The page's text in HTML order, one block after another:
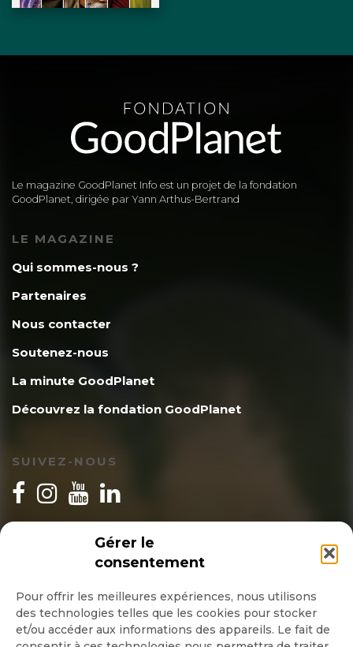
Gérer le
consentement
Pour offrir les meilleures expériences, nous utilisons
des technologies telles que les cookies pour stocker
et/ou accéder aux informations des appareils. Le fait de
Le magazine GoodPlanet Info est un projet de la fondation
GoodPlanet, dirigée par Yann Arthus-Bertrand
LE MAGAZINE
Qui sommes-nous ?
Partenaires
Nous contacter
Soutenez-nous
La minute GoodPlanet
Découvrez la fondation GoodPlanet
SUIVEZ-NOUS
INSCRIPTION NEWSLETTER
Quotidienne